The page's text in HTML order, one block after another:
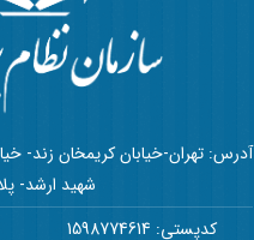
آدرس: تهران-خیابان کریمخان زند-
شهید ارشد-
کدپستی: 1598774614